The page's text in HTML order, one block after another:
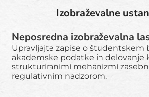
Izobraževalne
Neposredna izobraževalna
Upravljajte zapise o študentskem
akademske podatke in delovanje
strukturiranimi mehanizmi
regulativnim nadzorom.